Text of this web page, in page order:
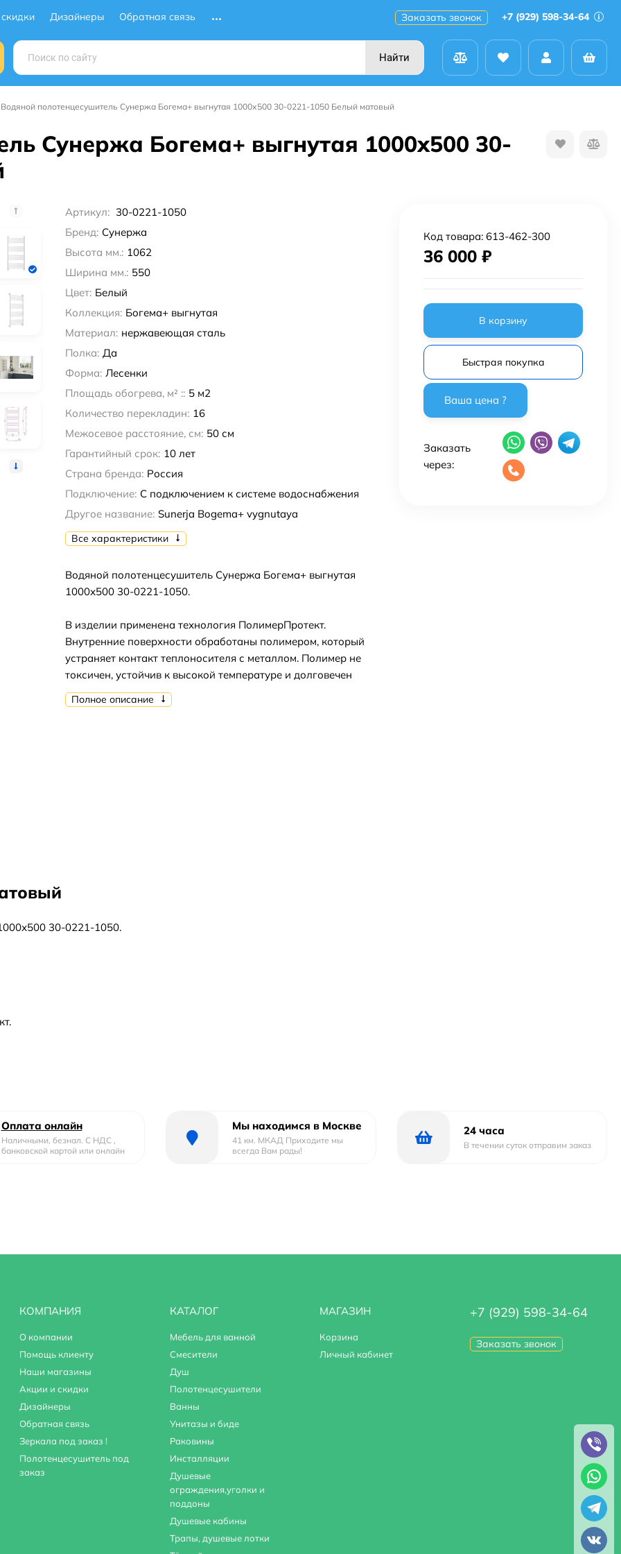
Дизайнеры Обратная связь Заказать звонок +7 (929) 598-34-64
Найти
Водяной полотенцесушитель Сунержа Богема+ выгнутая 1000х500 30-0221-1050 Белый матовый
Сунержа Богема+ выгнутая 1000х500 30-
Артикул: 30-0221-1050
Бренд: Сунержа
Высота мм.: 1062
Ширина мм.: 550
Цвет: Белый
Коллекция: Богема+ выгнутая
Материал: нержавеющая сталь
Полка: Да
Форма: Лесенки
Площадь обогрева, м² :: 5 м2
Количество перекладин: 16
Межосевое расстояние, см: 50 см
Гарантийный срок: 10 лет
Страна бренда: Россия
Подключение: С подключением к системе водоснабжения
Другое название: Sunerja Bogema+ vygnutaya
Все характеристики
Водяной полотенцесушитель Сунержа Богема+ выгнутая
1000х500 30-0221-1050.
В изделии применена технология ПолимерПротект.
Внутренние поверхности обработаны полимером, который
устраняет контакт теплоносителя с металлом. Полимер не
токсичен, устойчив к высокой температуре и долговечен
Полное описание
Код товара: 613-462-300
36 000 ₽
В корзину
Быстрая покупка
Заказать
через:
30-0221-1050.
2 шт.
Оплата онлайн
Наличными, безнал. С НДС ,
банковской картой или онлайн
Мы находимся в Москве
41 км. МКАД Приходите мы
всегда Вам рады!
24 часа
В течении суток отправим заказ
КОМПАНИЯ
О компании
Помощь клиенту
Наши магазины
Акции и скидки
Дизайнеры
Обратная связь
Зеркала под заказ !
Полотенцесушитель под
заказ
КАТАЛОГ
Мебель для ванной
Смесители
Душ
Полотенцесушители
Ванны
Унитазы и биде
Раковины
Инсталляции
Душевые
ограждения,уголки и
поддоны
Душевые кабины
Трапы, душевые лотки
МАГАЗИН
Корзина
Личный кабинет
+7 (929) 598-34-64
Заказать звонок